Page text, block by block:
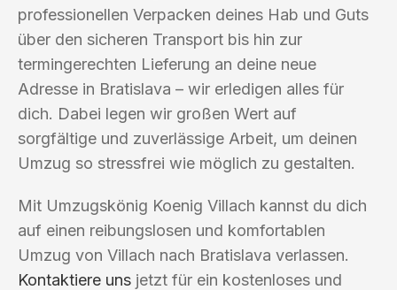
professionellen Verpacken deines Hab und Guts
über den sicheren Transport bis hin zur
termingerechten Lieferung an deine neue
Adresse in Bratislava – wir erledigen alles für
dich. Dabei legen wir großen Wert auf
sorgfältige und zuverlässige Arbeit, um deinen
Umzug so stressfrei wie möglich zu gestalten.
Mit Umzugskönig Koenig Villach kannst du dich
auf einen reibungslosen und komfortablen
Umzug von Villach nach Bratislava verlassen.
Kontaktiere uns jetzt für ein kostenloses und